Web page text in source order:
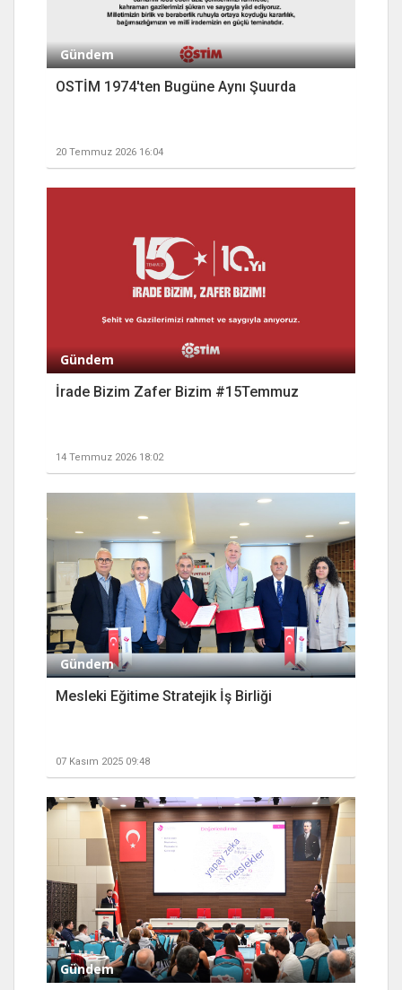
Gündem
OSTİM 1974'ten Bugüne Aynı Şuurda
20 Temmuz 2026 16:04
Gündem
İrade Bizim Zafer Bizim #15Temmuz
14 Temmuz 2026 18:02
Gündem
Mesleki Eğitime Stratejik İş Birliği
07 Kasım 2025 09:48
Gündem